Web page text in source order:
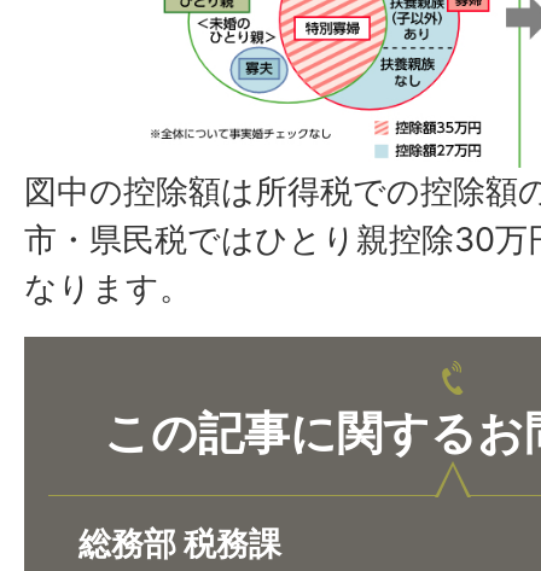
図中の控除額は所得税での控除額
市・県民税ではひとり親控除30
なります。
この記事に関するお
総務部 税務課